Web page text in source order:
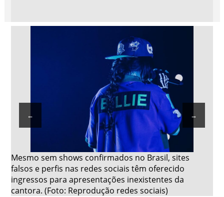
Mesmo sem shows confirmados no Brasil, sites
falsos e perfis nas redes sociais têm oferecido
ingressos para apresentações inexistentes da
cantora. (Foto: Reprodução redes sociais)
← →